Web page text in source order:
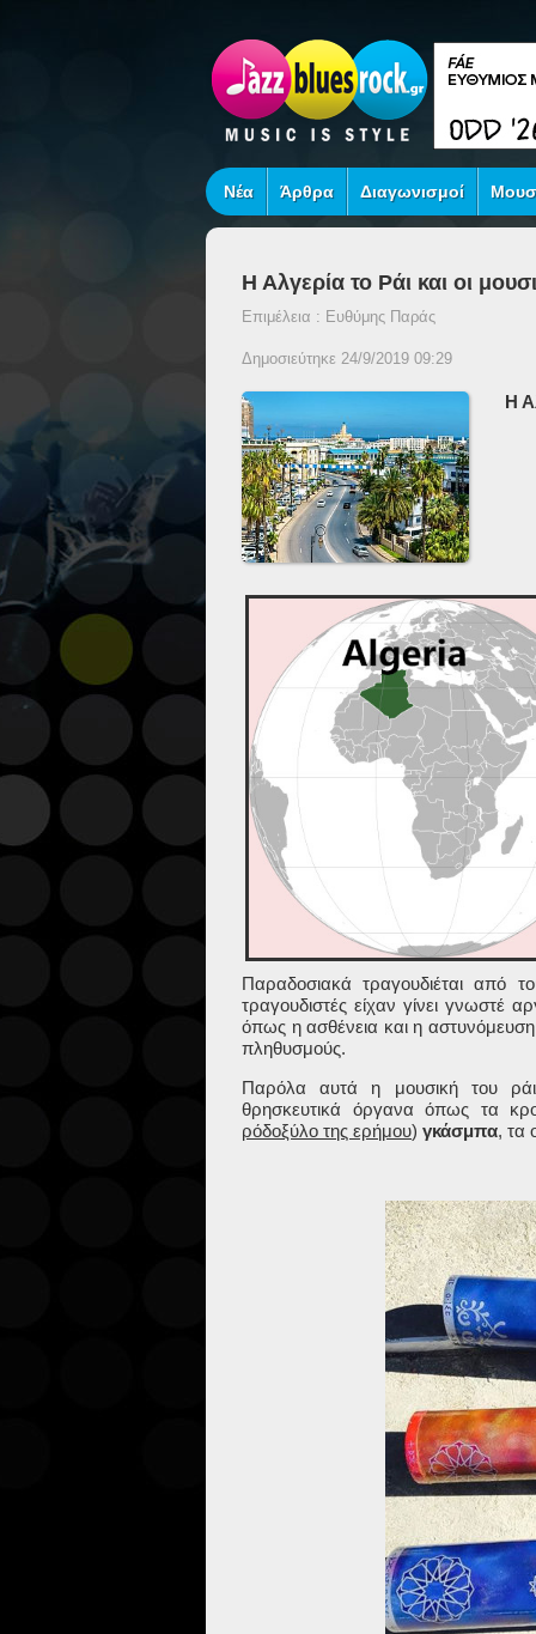
Νέα Άρθρα Διαγωνισμοί
Η Αλγερία το Ράι και οι
Επιμέλεια : Ευθύμης Παράς
Δημοσιεύτηκε 24/9/2019 09:29
Η
Παραδοσιακά τραγουδιέται από
τραγουδιστές είχαν γίνει γνωστέ
όπως η ασθένεια και η
πληθυσμούς.
Παρόλα αυτά η μουσική του
θρησκευτικά όργανα όπως τα
ρόδοξύλο της ερήμου) γκάσμπα, τα